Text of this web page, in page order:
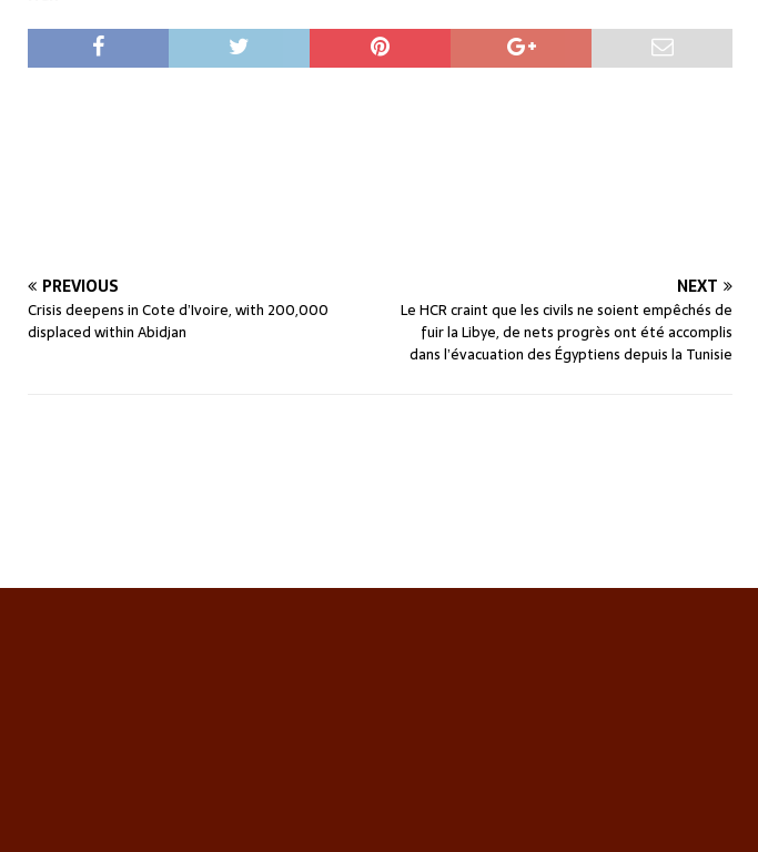
PREVIOUS
Crisis deepens in Cote d’Ivoire, with 200,000
displaced within Abidjan
NEXT
Le HCR craint que les civils ne soient empêchés de
fuir la Libye, de nets progrès ont été accomplis
dans l’évacuation des Égyptiens depuis la Tunisie